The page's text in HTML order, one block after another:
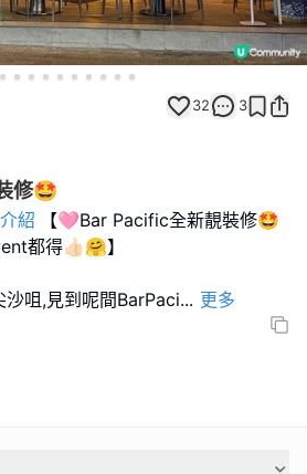
32 3
修🤩
紹
【🩷Bar Pacific全新靚裝修🤩
都得👍🏻🤗】
咀,見到呢間BarPaci... 更多